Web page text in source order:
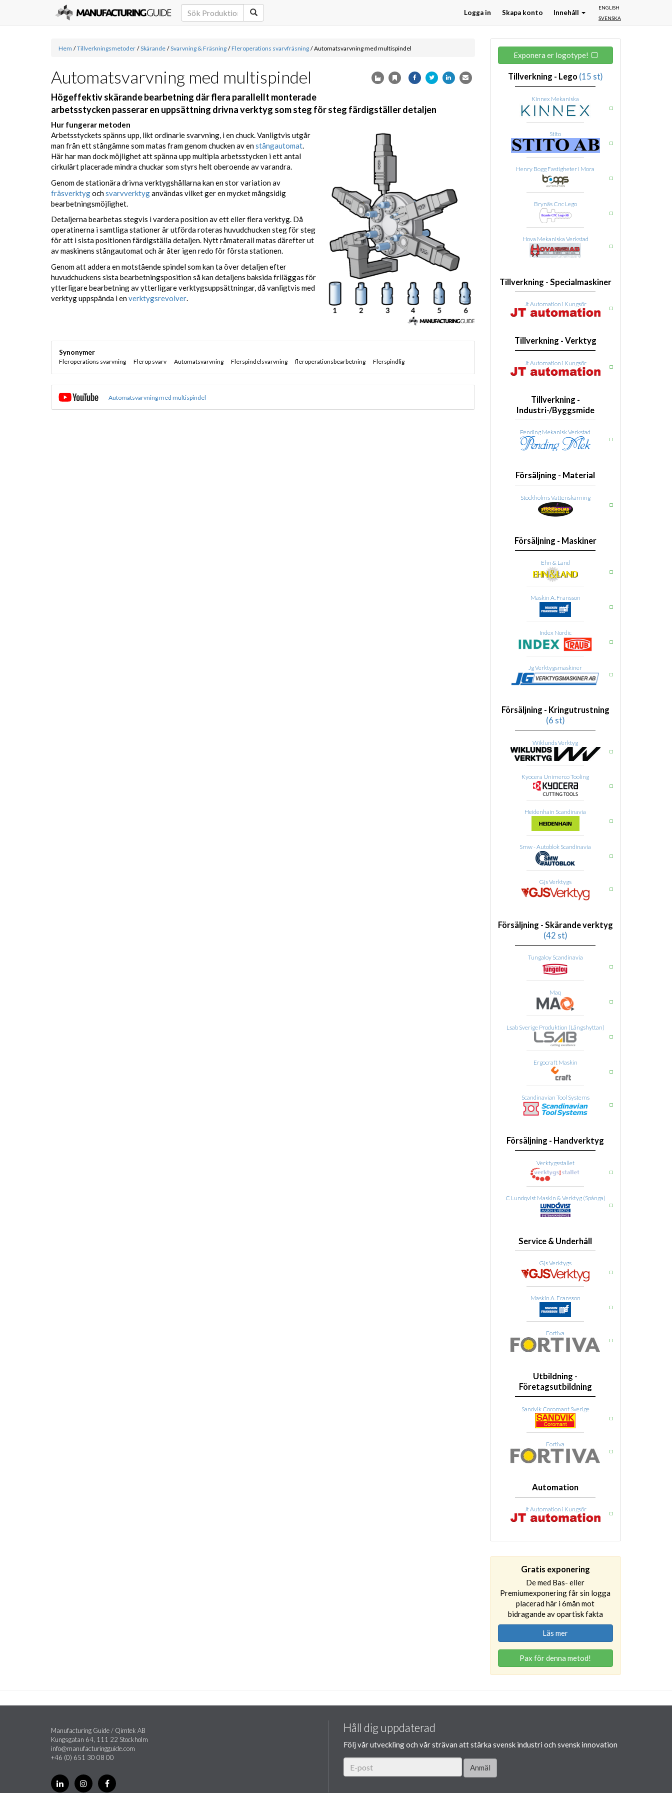
ENGLISH
SVENSKA
Logga in Skapa konto Innehåll
Hem / Tillverkningsmetoder / Skärande / Svarvning & Fräsning / Fleroperations svarvfräsning / Automatsvarvning med multispindel
Automatsvarvning med multispindel
Högeffektiv skärande bearbetning där flera parallellt monterade
arbetsstycken passerar en uppsättning drivna verktyg som steg för steg färdigställer detaljen
Hur fungerar metoden
Arbetsstyckets spänns upp, likt ordinarie svarvning, i en chuck. Vanligtvis utgår
man från ett stångämne som matas fram genom chucken av enstångautomat.
Här har man dock möjlighet att spänna upp multipla arbetsstycken i ett antal
cirkulärt placerade mindra chuckar som styrs helt oberoende av varandra.
Genom de stationära drivna verktygshållarna kan en stor variation av
fräsverktygochsvarvverktyganvändas vilket ger en mycket mångsidig
bearbetningsmöjlighet.
Detaljerna bearbetas stegvis i vardera position av ett eller flera verktyg. Då
operatinerna i samtliga stationer är utförda roteras huvudchucken steg för steg
för att i sista positionen färdigställa detaljen. Nytt råmaterail matas därefter ut
av maskinens stångautomat och är åter igen redo för första stationen.
Genom att addera en motstående spindel som kan ta över detaljen efter
huvudchuckens sista bearbetningsposition så kan detaljens baksida friläggas för
ytterligare bearbetning av ytterligare verktygsuppsättningar, då vanligtvis med
verktyg uppspända i enverktygsrevolver.
Synonymer
Fleroperations svarvning Flerop svarv Automatsvarvning Flerspindelsvarvning fleroperationsbearbetning Flerspindlig
Automatsvarvning med multispindel
Exponera er logotype!
Tillverkning - Lego (15 st)
Kinnex Mekaniska
Stito
Henry Bogg Fastigheter i Mora
Brynäs Cnc Lego
Hova Mekaniska Verkstad
Tillverkning - Specialmaskiner
Jt Automation i Kungsör
Tillverkning - Verktyg
Jt Automation i Kungsör
Tillverkning -
Industri-/Byggsmide
Pending Mekanisk Verkstad
Försäljning - Material
Stockholms Vattenskärning
Försäljning - Maskiner
Ehn & Land
Maskin A. Fransson
Index Nordic
Jg Verktygsmaskiner
Försäljning - Kringutrustning
(6 st)
Wiklunds Verktyg
Kyocera Unimerco Tooling
Heidenhain Scandinavia
Smw - Autoblok Scandinavia
Gjs Verktygs
Försäljning - Skärande verktyg
(42 st)
Tungaloy Scandinavia
Maq
Lsab Sverige Produktion (Långshyttan)
Ergocraft Maskin
Scandinavian Tool Systems
Försäljning - Handverktyg
Verktygsstallet
C Lundqvist Maskin & Verktyg (Spånga)
Service & Underhåll
Gjs Verktygs
Maskin A. Fransson
Fortiva
Utbildning -
Företagsutbildning
Sandvik Coromant Sverige
Fortiva
Automation
Jt Automation i Kungsör
Gratis exponering
De med Bas- eller
Premiumexponering får sin logga
placerad här i 6mån mot
bidragande av opartisk fakta
Läs mer
Pax för denna metod!
Manufacturing Guide / Qimtek AB
Kungsgatan 64, 111 22 Stockholm
info@manufacturingguide.com
+46 (0) 651 30 08 00
Håll dig uppdaterad
Följ vår utveckling och vår strävan att stärka svensk industri och svensk innovation
Anmäl